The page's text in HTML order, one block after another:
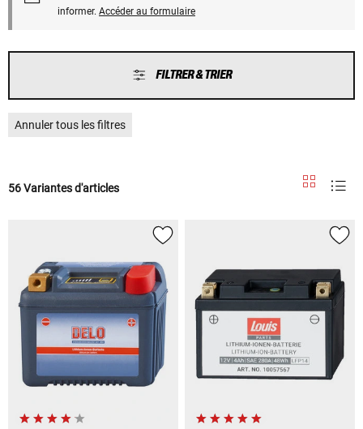
informer. Accéder au formulaire
FILTRER & TRIER
Annuler tous les filtres
56 Variantes d'articles